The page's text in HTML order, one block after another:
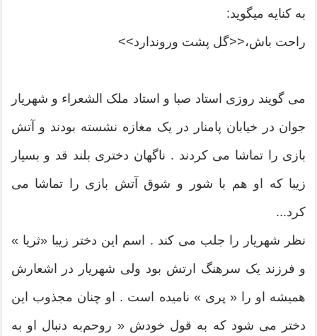
به کنایه میگوید:
راحت باش،<<گل پشت وروندارد>>
ﻣﯽ ﮔﻮﯾﻨﺪ ﺭﻭﺯﯼ ﺍﺳﺘﺎﺩ ﺻﺒﺎ ﻭ ﺍﺳﺘﺎﺩ ﻣﻠﮏ ﺍﻟﺸﻌﺮﺍﺀ ﻭ ﺷﻬﺮﯾﺎﺭ
ﺟﻮﺍﻥ ﺩﺭ ﺧﯿﺎﺑﺎﻥ ﭘﺎﻣﻨﺎﺭ ﺩﺭ ﯾﮏ ﻣﻐﺎﺯﻩ ﻧﺸﺴﺘﻪ ﺑﻮﺩﻧﺪ ﻭ ﺁﺗﺶ
ﺑﺎﺯﯼ ﺭﺍ ﺗﻤﺎﺷﺎ ﻣﯽ ﮐﺮﺩﻧﺪ . ﻧﺎﮔﻬﺎﻥ ﺩﺧﺘﺮﯼ ﺑﻠﻨﺪ ﻗﺪ ﻭ ﺑﺴﯿﺎﺭ
ﺯﯾﺒﺎ ﮐﻪ ﺍﻭ ﻫﻢ ﺑﺎ ﺷﻮﺭ ﻭ ﺷﻮﻕ ﺁﺗﺶ ﺑﺎﺯﯼ ﺭﺍ ﺗﻤﺎﺷﺎ ﻣﯽ
ﮐﺮﺩ...
ﻧﻈﺮ ﺷﻬﺮﯾﺎﺭ ﺭﺍ ﺟﻠﺐ ﻣﯽ ﮐﻨﺪ . ﺍﺳﻢ ﺍﯾﻦ ﺩﺧﺘﺮ ﺯﯾﺒﺎ ‏«ﺛﺮﯾﺎ ‏»
ﻭ ﻓﺮﺯﻧﺪ ﯾﮏ ﺳﺮﻫﻨﮓ ﺍﺭﺗﺶ ﺑﻮﺩ ﻭﻟﯽ ﺷﻬﺮﯾﺎﺭ ﺩﺭ ﺍﺷﻌﺎﺭﺵ
ﻫﻤﯿﺸﻪ ﺍﻭ ﺭﺍ ‏« ﭘﺮﯼ ‏» ﻧﺎﻣﯿﺪﻩ ﺍﺳﺖ . ﺍﻭ ﭼﻨﺎﻥ ﻣﺠﺬﻭﺏ ﺍﯾﻦ
ﺩﺧﺘﺮ ﻣﯽ ﺷﻮﺩ ﮐﻪ ﺑﻪ ﻗﻮﻝ ﺧﻮﺩﺵ ‏« ﺭﻭﺣﻢﺑﻪ ﺩﻧﺒﺎﻝ ﺍﻭ ﺑﻪ